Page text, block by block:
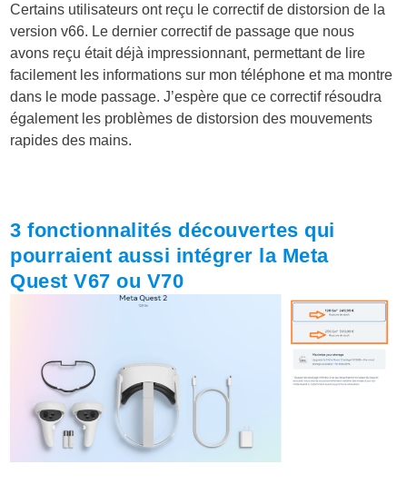
Certains utilisateurs ont reçu le correctif de distorsion de la
version v66. Le dernier correctif de passage que nous
avons reçu était déjà impressionnant, permettant de lire
facilement les informations sur mon téléphone et ma montre
dans le mode passage. J’espère que ce correctif résoudra
également les problèmes de distorsion des mouvements
rapides des mains.
3 fonctionnalités découvertes qui
pourraient aussi intégrer la Meta
Quest V67 ou V70